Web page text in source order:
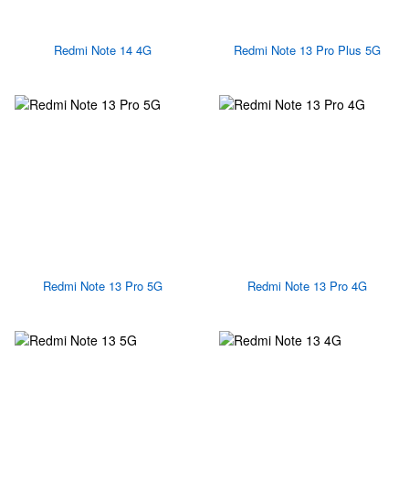
Redmi Note 14 4G Redmi Note 13 Pro Plus 5G
Redmi Note 13 Pro 5G Redmi Note 13 Pro 4G